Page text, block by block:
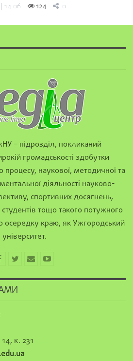
14:06 124 0
– підрозділ, покликаний
громадськості здобутки
наукової, методичної та
діяльності науково-
спортивних досягнень,
студентів тощо такого потужного
осередку краю, як Ужгородський
університет.
к. 231